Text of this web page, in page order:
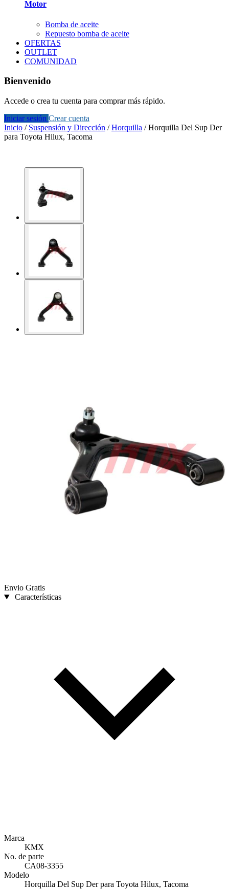
Motor
Bomba de aceite
Repuesto bomba de aceite
OFERTAS
OUTLET
COMUNIDAD
Bienvenido
Accede o crea tu cuenta para comprar más rápido.
Iniciar sesión Crear cuenta
Inicio / Suspensión y Dirección /Horquilla /Horquilla Del Sup Der
para Toyota Hilux, Tacoma
Envio Gratis
Características
Marca
KMX
No. de parte
CA08-3355
Modelo
Horquilla Del Sup Der para Toyota Hilux, Tacoma